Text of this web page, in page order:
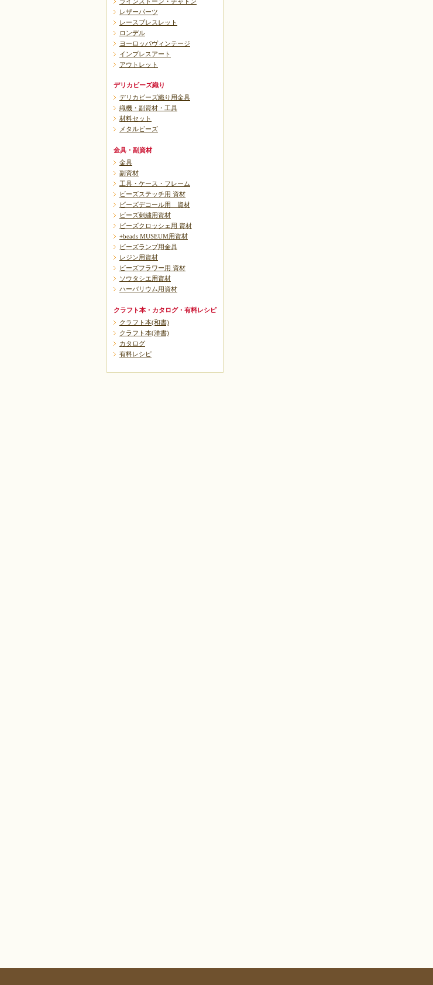
レザーパーツ
レースブレスレット
ロンデル
ヨーロッパヴィンテージ
インプレスアート
アウトレット
デリカビーズ織り
デリカビーズ織り用金具
織機・副資材・工具
材料セット
メタルビーズ
金具・副資材
金具
副資材
工具・ケース・フレーム
ビーズステッチ用 資材
ビーズデコール用 資材
ビーズ刺繍用資材
ビーズクロッシェ用 資材
+beads MUSEUM用資材
ビーズランプ用金具
レジン用資材
ビーズフラワー用 資材
ソウタシエ用資材
ハーバリウム用資材
クラフト本・カタログ・有料レシピ
クラフト本(和書)
クラフト本(洋書)
カタログ
有料レシピ